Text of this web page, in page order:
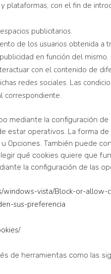
con el fin de
publicitarios.
de los usuarios obtenida a
en función del mismo.
con el contenido de
redes sociales. Las
correspondiente.
mediante la configuración
estar operativos. La forma
Opciones. También puede
qué cookies quiere que
la configuración de las
windows-vista/Block-or-allow-
sus-preferencia
de herramientas como las